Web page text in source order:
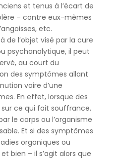
et tenus à l’écart de
– contre eux-mêmes
etc.
de l’objet visé par la cure
psychanalytique, il peut
au court du
des symptômes allant
voire d’une
En effet, lorsque des
ce qui fait souffrance,
le corps ou l’organisme
Et si des symptômes
organiques ou
bien – il s’agit alors que